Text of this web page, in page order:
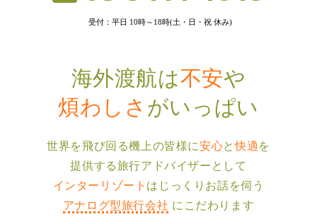
受付：平日 10時～18時(土・日・祝 休み)
海外渡航は不安や
煩わしさ がいっぱい
世界を⾶び回る機上の皆様に安⼼と快適を
提供する旅⾏アドバイザーとして
インターリゾート は じっくりお話を伺う
アナログ型旅⾏会社 に こだわります